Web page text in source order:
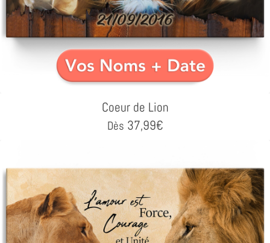
Coeur de Lion
Dès 37,99€